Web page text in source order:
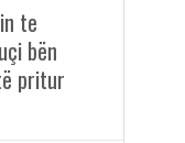
te
bën
pritur